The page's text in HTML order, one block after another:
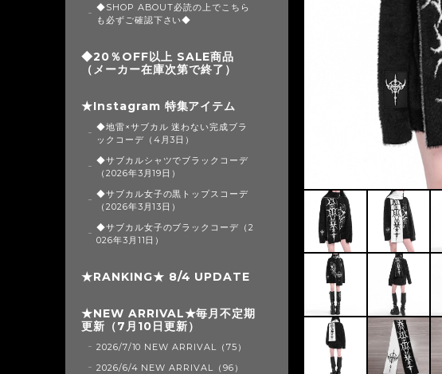
◆SHOP ABOUT必読の上でこちら
も必ずご確認下さい◆
◆20％OFF以上 SALE商品
（メーカー在庫次第で終了）
★Instagram 特集アイテム
◆地雷×サブカル 迷わない完成ブラ
ックコーデ（4月3日）
◆サブカルシャツでブラックコーデ
（2026年3月19日）
◆サブカル女子の黒トップスコーデ
（2026年3月13日）
◆サブカル女子のブラックコーデ（2
026年3月11日）
★RANKING★ 8/4 UPDATE
★NEW ARRIVAL★毎月不定期
更新（7月10日更新）
2026/7/10 NEW ARRIVAL（75）
2026/6/4 NEW ARRIVAL（96）